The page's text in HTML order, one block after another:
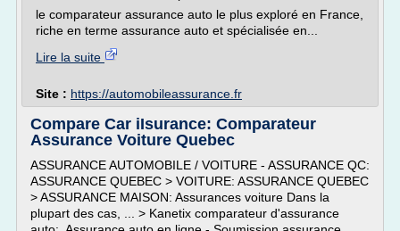
le comparateur assurance auto le plus exploré en France,
riche en terme assurance auto et spécialisée en...
Lire la suite
Site : https://automobileassurance.fr
Compare Car iIsurance: Comparateur
Assurance Voiture Quebec
ASSURANCE AUTOMOBILE / VOITURE - ASSURANCE QC:
ASSURANCE QUEBEC > VOITURE: ASSURANCE QUEBEC
> ASSURANCE MAISON: Assurances voiture Dans la
plupart des cas, ... > Kanetix comparateur d'assurance